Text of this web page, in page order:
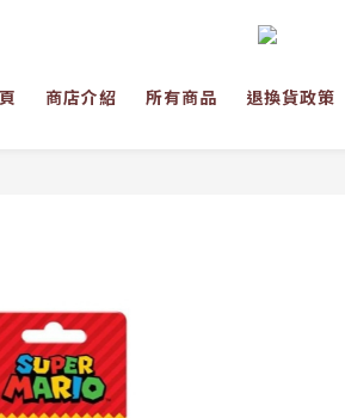
商店介紹 所有商品 退換貨政策